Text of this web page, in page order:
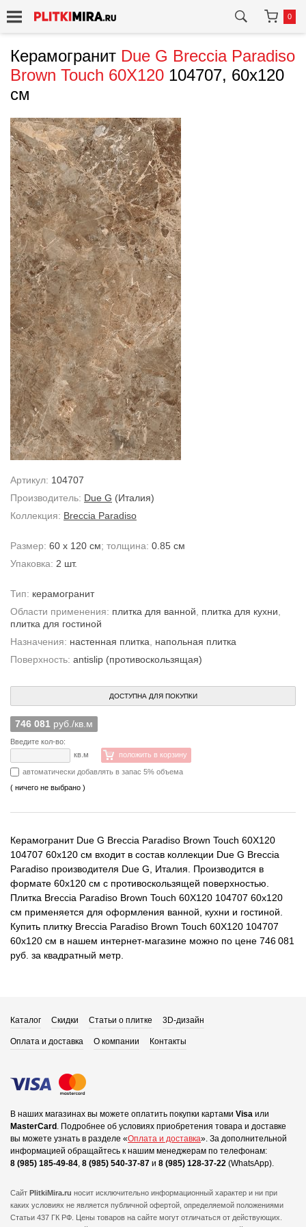
0
Керамогранит Due G Breccia Paradiso
Brown Touch 60X120 104707, 60x120
см
Артикул: 104707
Производитель: Due G (Италия)
Коллекция: Breccia Paradiso
Размер: 60 x 120 см; толщина: 0.85 см
Упаковка: 2 шт.
Тип: керамогранит
Области применения: плитка для ванной плитка для кухни
плитка для гостиной
Назначения: настенная плитка
напольная плитка
Поверхность: antislip (противоскользящая)
ДОСТУПНА ДЛЯ ПОКУПКИ
746 081 руб./кв.м
Введите кол-во:
кв.м
положить в корзину
автоматически добавлять в запас 5% объема
( ничего не выбрано )
Керамогранит Due G Breccia Paradiso Brown Touch 60X120
104707 60x120 см входит в состав коллекции Due G Breccia
Paradiso производителя Due G, Италия. Производится в
формате 60x120 см с противоскользящей поверхностью.
Плитка Breccia Paradiso Brown Touch 60X120 104707 60x120
см применяется для оформления ванной, кухни и гостиной.
Купить плитку Breccia Paradiso Brown Touch 60X120 104707
60x120 см в нашем интернет-магазине можно по цене 746 081
руб. за квадратный метр.
Каталог Скидки Статьи о плитке 3D-дизайн
Оплата и доставка О компании Контакты
В наших магазинах вы можете оплатить покупки картами Visa или
MasterCard . Подробнее об условиях приобретения товара и доставке
вы можете узнать в разделе «Оплата и доставка». За дополнительной
информацией обращайтесь к нашим менеджерам по телефонам:
8 (985) 185-49-84, 8 (985) 540-37-87 и 8 (985) 128-37-22 (WhatsApp).
Сайт PlitkiMira.ru носит исключительно информационный характер и ни при
каких условиях не является публичной офертой, определяемой положениями
Статьи 437 ГК РФ. Цены товаров на сайте могут отличаться от действующих.